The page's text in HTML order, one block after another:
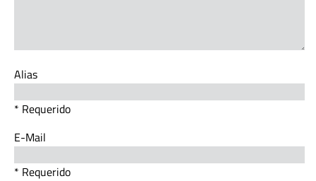
Alias
* Requerido
E-Mail
* Requerido